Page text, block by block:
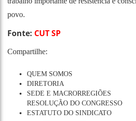
povo.
Fonte: CUT SP
Compartilhe:
QUEM SOMOS
DIRETORIA
SEDE E MACRORREGIÕES
RESOLUÇÃO DO CONGRESSO
ESTATUTO DO SINDICATO